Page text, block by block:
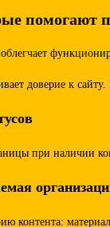
помогают
доверие к
при наличии
контента: